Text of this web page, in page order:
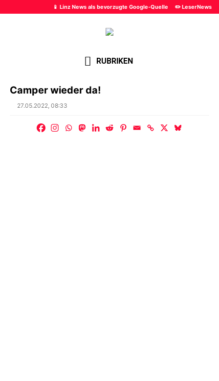
📱 Linz News als bevorzugte Google-Quelle ✏️ LeserNews
RUBRIKEN
Camper wieder da!
Posted
27.05.2022, 08:33